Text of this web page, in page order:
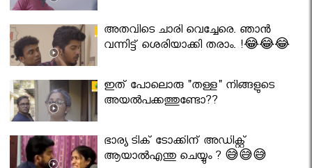
അതവിടെ ചാരി വെച്ചേരെ. ഞാൻ
വന്നിട്ട് ശെരിയാക്കി തരാം. !😂😂😂
ഇത് പോലൊരു "തള്ള" നിങ്ങളുടെ
അയല്‍പക്കത്തുണ്ടോ??
ഭാര്യ ടിക് ടോക്കിന് അഡിക്റ്റ്
ആയാൽഎന്തു ചെയ്യും ? 😅😅😅